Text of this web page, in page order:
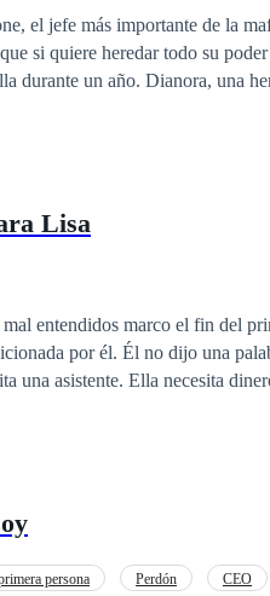
el jefe más importante de la
si quiere heredar todo su
durante un año. Dianora, una
mafiosa italiana? Y lo más importante... ¿El sexy
Lisa
marco el fin del primer dulce y
hablo. 5 años despues se volvieron
persona Perdón CEO